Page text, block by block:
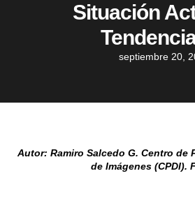
Situación
septiembre 20,
Autor: Ramiro Salcedo G. Centro de
de Imágenes (CPDI).